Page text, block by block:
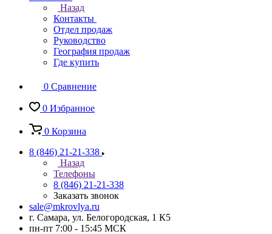
Назад
Контакты
Отдел продаж
Руководство
География продаж
Где купить
0 Сравнение
0 Избранное
0 Корзина
8 (846) 21-21-338
Назад
Телефоны
8 (846) 21-21-338
Заказать звонок
sale@mkrovlya.ru
г. Самара, ул. Белогородская, 1 К5
пн-пт 7:00 - 15:45 МСК